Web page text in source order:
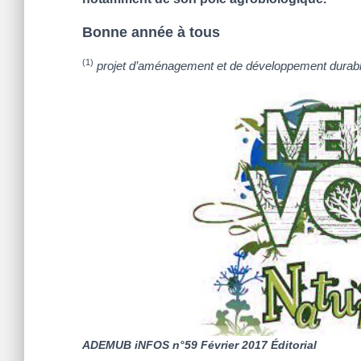
Bonne année à tous
(1) projet d’aménagement et de développement
ADEMUB iNFOS n°59 Février 2017 Éditorial